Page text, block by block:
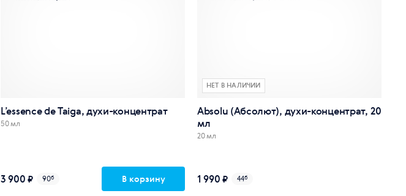
L’essence de Taiga, духи-концентрат
50 мл
3 900 ₽ 90б В корзину
НЕТ В НАЛИЧИИ
Absolu (Абсолют), духи-концентрат, 20
мл
20 мл
1 990 ₽ 44б